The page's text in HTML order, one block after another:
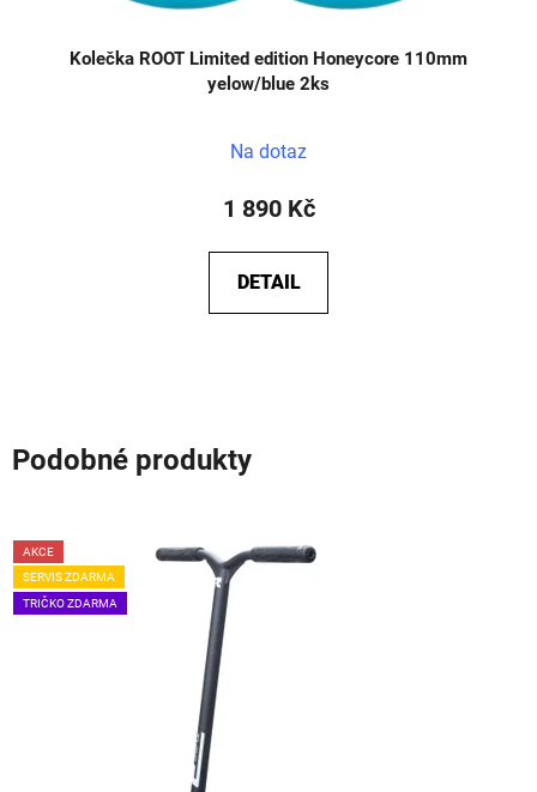
Kolečka ROOT Limited edition Honeycore 110mm
yelow/blue 2ks
Na dotaz
1 890 Kč
DETAIL
Podobné produkty
AKCE
SERVIS ZDARMA
TRIČKO ZDARMA